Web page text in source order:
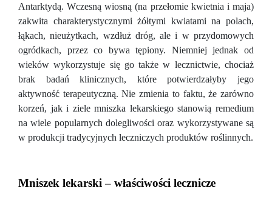
Antarktydą. Wczesną wiosną (na przełomie kwietnia i maja)
zakwita charakterystycznymi żółtymi kwiatami na polach,
łąkach, nieużytkach, wzdłuż dróg, ale i w przydomowych
ogródkach, przez co bywa tępiony. Niemniej jednak od
wieków wykorzystuje się go także w lecznictwie, chociaż
brak badań klinicznych, które potwierdzałyby jego
aktywność terapeutyczną. Nie zmienia to faktu, że zarówno
korzeń, jak i ziele mniszka lekarskiego stanowią remedium
na wiele popularnych dolegliwości oraz wykorzystywane są
w produkcji tradycyjnych leczniczych produktów roślinnych.
Mniszek lekarski – właściwości lecznicze